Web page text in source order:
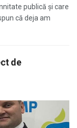
publică și care
că deja am
de